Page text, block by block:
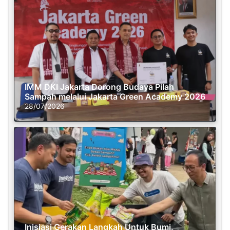
IMM DKI Jakarta Dorong Budaya Pilah
Sampah melalui Jakarta Green Academy 2026
28/07/2026
Inisiasi Gerakan Langkah Untuk Bumi,